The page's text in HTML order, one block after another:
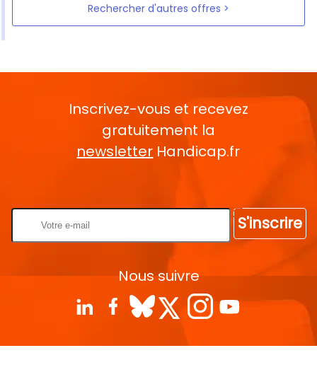
Rechercher d'autres offres
Inscrivez-vous et recevez
gratuitement la
newsletter Handicap.fr
S'inscrire
Nous suivre